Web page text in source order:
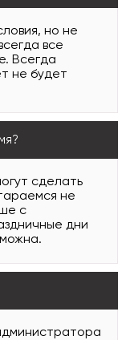
но не
все
Всегда
не будет
сделать
не
с
дни